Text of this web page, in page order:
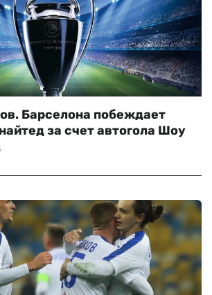
Барселона побеждает
за счет автогола Шоу